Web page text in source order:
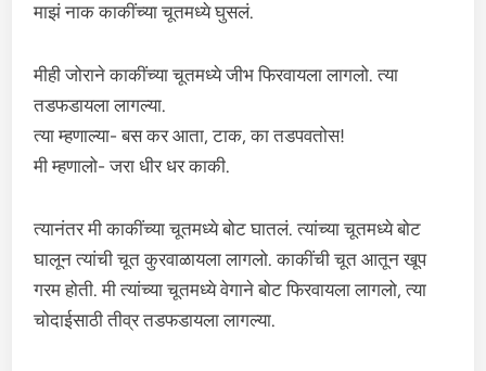
माझं नाक काकींच्या चूतमध्ये घुसलं.
मीही जोराने काकींच्या चूतमध्ये जीभ फिरवायला लागलो. त्या
तडफडायला लागल्या.
त्या म्हणाल्या- बस कर आता, टाक, का तडपवतोस!
मी म्हणालो- जरा धीर धर काकी.
त्यानंतर मी काकींच्या चूतमध्ये बोट घातलं. त्यांच्या चूतमध्ये बोट
घालून त्यांची चूत कुरवाळायला लागलो. काकींची चूत आतून खूप
गरम होती. मी त्यांच्या चूतमध्ये वेगाने बोट फिरवायला लागलो, त्या
चोदाईसाठी तीव्र तडफडायला लागल्या.